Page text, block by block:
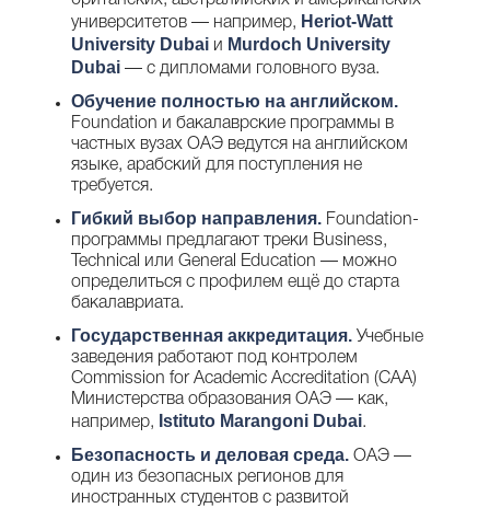
университетов — например, Heriot-Watt
University Dubai и
Murdoch University
Dubai — с дипломами головного вуза.
Обучение полностью на английском.
Foundation и бакалаврские программы в
частных вузах ОАЭ ведутся на английском
языке, арабский для поступления не
требуется.
Гибкий выбор направления. Foundation-
программы предлагают треки Business,
Technical или General Education — можно
определиться с профилем ещё до старта
бакалавриата.
Государственная аккредитация. Учебные
заведения работают под контролем
Commission for Academic Accreditation (CAA)
Министерства образования ОАЭ — как,
например,
Istituto Marangoni Dubai.
Безопасность и деловая среда. ОАЭ —
один из безопасных регионов для
иностранных студентов с развитой